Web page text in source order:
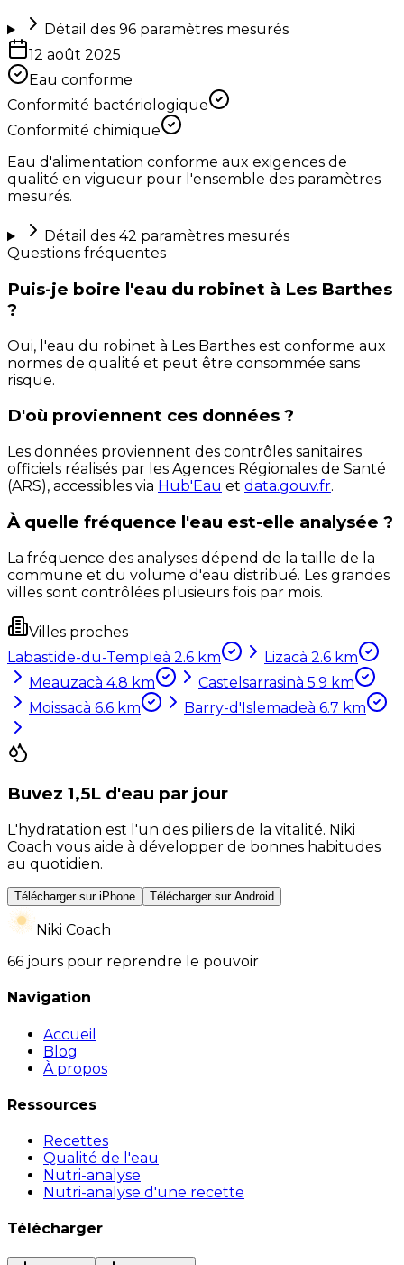
Détail des 96paramètres mesurés
12 août 2025
Eau conforme
Conformité bactériologique
Conformité chimique
Eau d'alimentation conforme aux exigences de
qualité en vigueur pour l'ensemble des paramètres
mesurés.
Détail des 42 paramètres mesurés
Questions fréquentes
Puis-je boire l'eau du robinet à Les Barthes
?
Oui, l'eau du robinet à Les Barthes est conforme aux
normes de qualité et peut être consommée sans
risque.
D'où proviennent ces données ?
Les données proviennent des contrôles sanitaires
officiels réalisés par les Agences Régionales de Santé
(ARS), accessibles via Hub'Eau et data.gouv.fr.
À quelle fréquence l'eau est-elle analysée ?
La fréquence des analyses dépend de la taille de la
commune et du volume d'eau distribué. Les grandes
villes sont contrôlées plusieurs fois par mois.
Villes proches
Labastide-du-Templeà 2.6 km Lizacà 2.6 km
Meauzacà 4.8 km Castelsarrasinà 5.9 km
Moissacà 6.6 km Barry-d'Islemadeà 6.7 km
Buvez 1,5L d'eau par jour
L'hydratation est l'un des piliers de la vitalité. Niki
Coach vous aide à développer de bonnes habitudes
au quotidien.
Télécharger sur iPhone Télécharger sur Android
Niki Coach
66 jours pour reprendre le pouvoir
Navigation
Accueil
Blog
À propos
Ressources
Recettes
Qualité de l'eau
Nutri-analyse
Nutri-analyse d'une recette
Télécharger